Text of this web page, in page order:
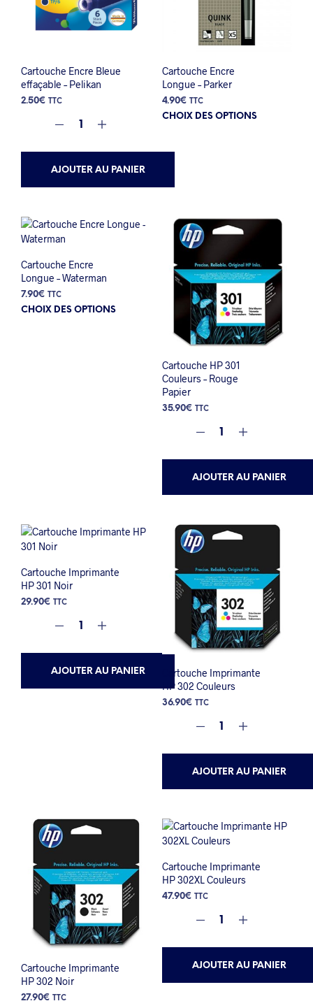
Cartouche Encre Bleue
effaçable – Pelikan
2.50€ TTC
AJOUTER AU PANIER
Cartouche Encre
Longue – Parker
4.90€ TTC
CHOIX DES OPTIONS
Cartouche Encre
Longue – Waterman
7.90€ TTC
CHOIX DES OPTIONS
variations.
Les
options
peuvent
du
Cartouche HP 301
Couleurs – Rouge
Papier
35.90€ TTC
AJOUTER AU PANIER
Cartouche Imprimante
HP 301 Noir
29.90€ TTC
AJOUTER AU PANIER
Cartouche Imprimante
HP 302 Couleurs
36.90€ TTC
AJOUTER AU PANIER
Cartouche Imprimante
HP 302 Noir
27.90€ TTC
Cartouche Imprimante
HP 302XL Couleurs
47.90€ TTC
AJOUTER AU PANIER